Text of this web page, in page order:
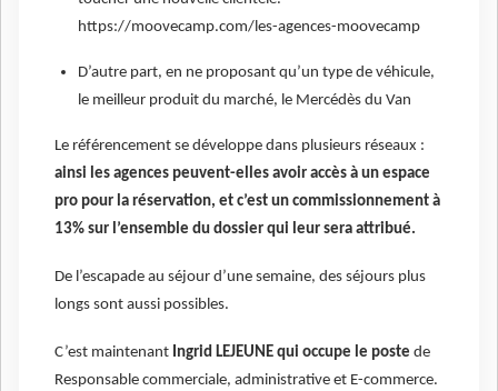
https://moovecamp.com/les-agences-moovecamp
D’autre part, en ne proposant qu’un type de véhicule,
le meilleur produit du marché, le Mercédès du Van
Le référencement se développe dans plusieurs réseaux :
ainsi les agences peuvent-elles avoir accès à un espace
pro pour la réservation, et c’est un commissionnement à
13% sur l’ensemble du dossier qui leur sera attribué.
De l’escapade au séjour d’une semaine, des séjours plus
longs sont aussi possibles.
C’est maintenant Ingrid LEJEUNE qui occupe le poste de
Responsable commerciale, administrative et E-commerce.